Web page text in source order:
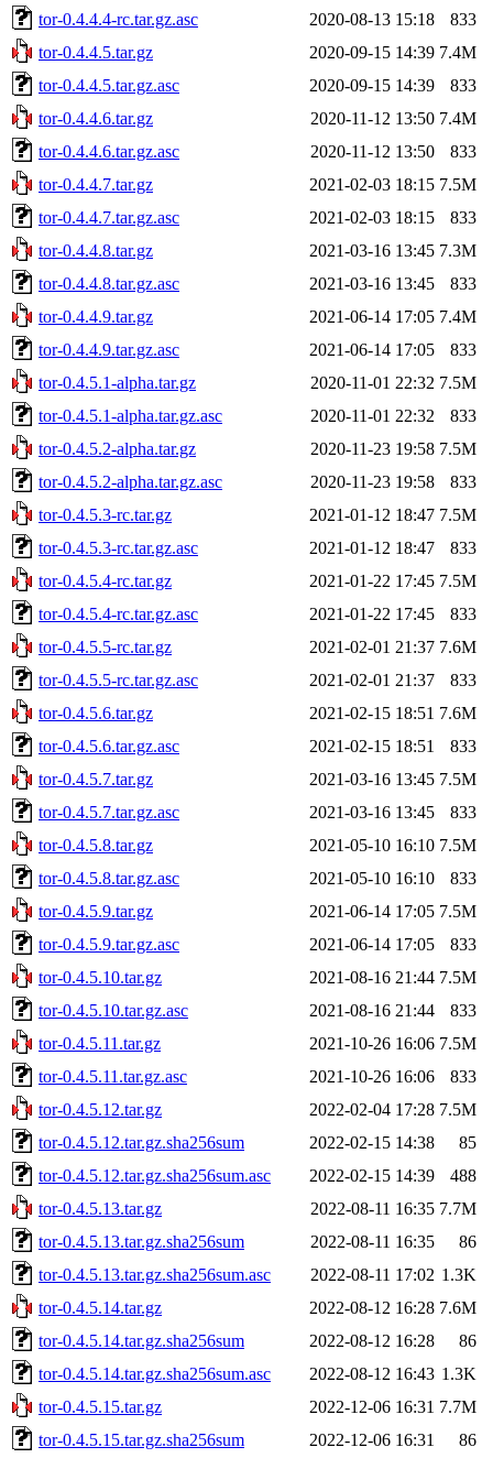
tor-0.4.4.4-rc.tar.gz.asc
2020-08-13 15:18
833
tor-0.4.4.5.tar.gz
2020-09-15 14:39 7.4M
tor-0.4.4.5.tar.gz.asc
2020-09-15 14:39
833
tor-0.4.4.6.tar.gz
2020-11-12 13:50 7.4M
tor-0.4.4.6.tar.gz.asc
2020-11-12 13:50
833
tor-0.4.4.7.tar.gz
2021-02-03 18:15 7.5M
tor-0.4.4.7.tar.gz.asc
2021-02-03 18:15
833
tor-0.4.4.8.tar.gz
2021-03-16 13:45 7.3M
tor-0.4.4.8.tar.gz.asc
2021-03-16 13:45
833
tor-0.4.4.9.tar.gz
2021-06-14 17:05 7.4M
tor-0.4.4.9.tar.gz.asc
2021-06-14 17:05
833
tor-0.4.5.1-alpha.tar.gz
2020-11-01 22:32 7.5M
tor-0.4.5.1-alpha.tar.gz.asc
2020-11-01 22:32
833
tor-0.4.5.2-alpha.tar.gz
2020-11-23 19:58 7.5M
tor-0.4.5.2-alpha.tar.gz.asc
2020-11-23 19:58
833
tor-0.4.5.3-rc.tar.gz
2021-01-12 18:47 7.5M
tor-0.4.5.3-rc.tar.gz.asc
2021-01-12 18:47
833
tor-0.4.5.4-rc.tar.gz
2021-01-22 17:45 7.5M
tor-0.4.5.4-rc.tar.gz.asc
2021-01-22 17:45
833
tor-0.4.5.5-rc.tar.gz
2021-02-01 21:37 7.6M
tor-0.4.5.5-rc.tar.gz.asc
2021-02-01 21:37
833
tor-0.4.5.6.tar.gz
2021-02-15 18:51 7.6M
tor-0.4.5.6.tar.gz.asc
2021-02-15 18:51
833
tor-0.4.5.7.tar.gz
2021-03-16 13:45 7.5M
tor-0.4.5.7.tar.gz.asc
2021-03-16 13:45
833
tor-0.4.5.8.tar.gz
2021-05-10 16:10 7.5M
tor-0.4.5.8.tar.gz.asc
2021-05-10 16:10
833
tor-0.4.5.9.tar.gz
2021-06-14 17:05 7.5M
tor-0.4.5.9.tar.gz.asc
2021-06-14 17:05
833
tor-0.4.5.10.tar.gz
2021-08-16 21:44 7.5M
tor-0.4.5.10.tar.gz.asc
2021-08-16 21:44
833
tor-0.4.5.11.tar.gz
2021-10-26 16:06 7.5M
tor-0.4.5.11.tar.gz.asc
2021-10-26 16:06
833
tor-0.4.5.12.tar.gz
2022-02-04 17:28 7.5M
tor-0.4.5.12.tar.gz.sha256sum
2022-02-15 14:38
85
tor-0.4.5.12.tar.gz.sha256sum.asc
2022-02-15 14:39
488
tor-0.4.5.13.tar.gz
2022-08-11 16:35 7.7M
tor-0.4.5.13.tar.gz.sha256sum
2022-08-11 16:35
86
tor-0.4.5.13.tar.gz.sha256sum.asc
2022-08-11 17:02 1.3K
tor-0.4.5.14.tar.gz
2022-08-12 16:28 7.6M
tor-0.4.5.14.tar.gz.sha256sum
2022-08-12 16:28
86
tor-0.4.5.14.tar.gz.sha256sum.asc
2022-08-12 16:43 1.3K
tor-0.4.5.15.tar.gz
2022-12-06 16:31 7.7M
tor-0.4.5.15.tar.gz.sha256sum
2022-12-06 16:31 86